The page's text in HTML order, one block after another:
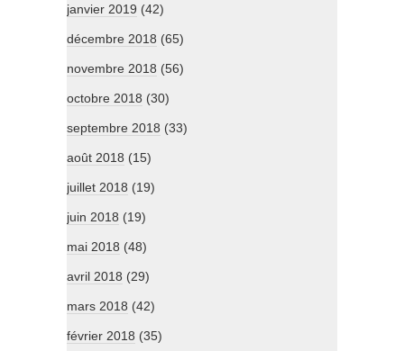
janvier 2019 (42)
décembre 2018 (65)
novembre 2018 (56)
octobre 2018 (30)
septembre 2018 (33)
août 2018 (15)
juillet 2018 (19)
juin 2018 (19)
mai 2018 (48)
avril 2018 (29)
mars 2018 (42)
février 2018 (35)